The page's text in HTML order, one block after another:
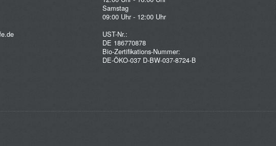
Samstag
09:00 Uhr - 12:00 Uhr
UST-Nr.:
DE 186770878
Bio-Zertifikations-Nummer:
DE-ÖKO-037 D-BW-037-8724-B